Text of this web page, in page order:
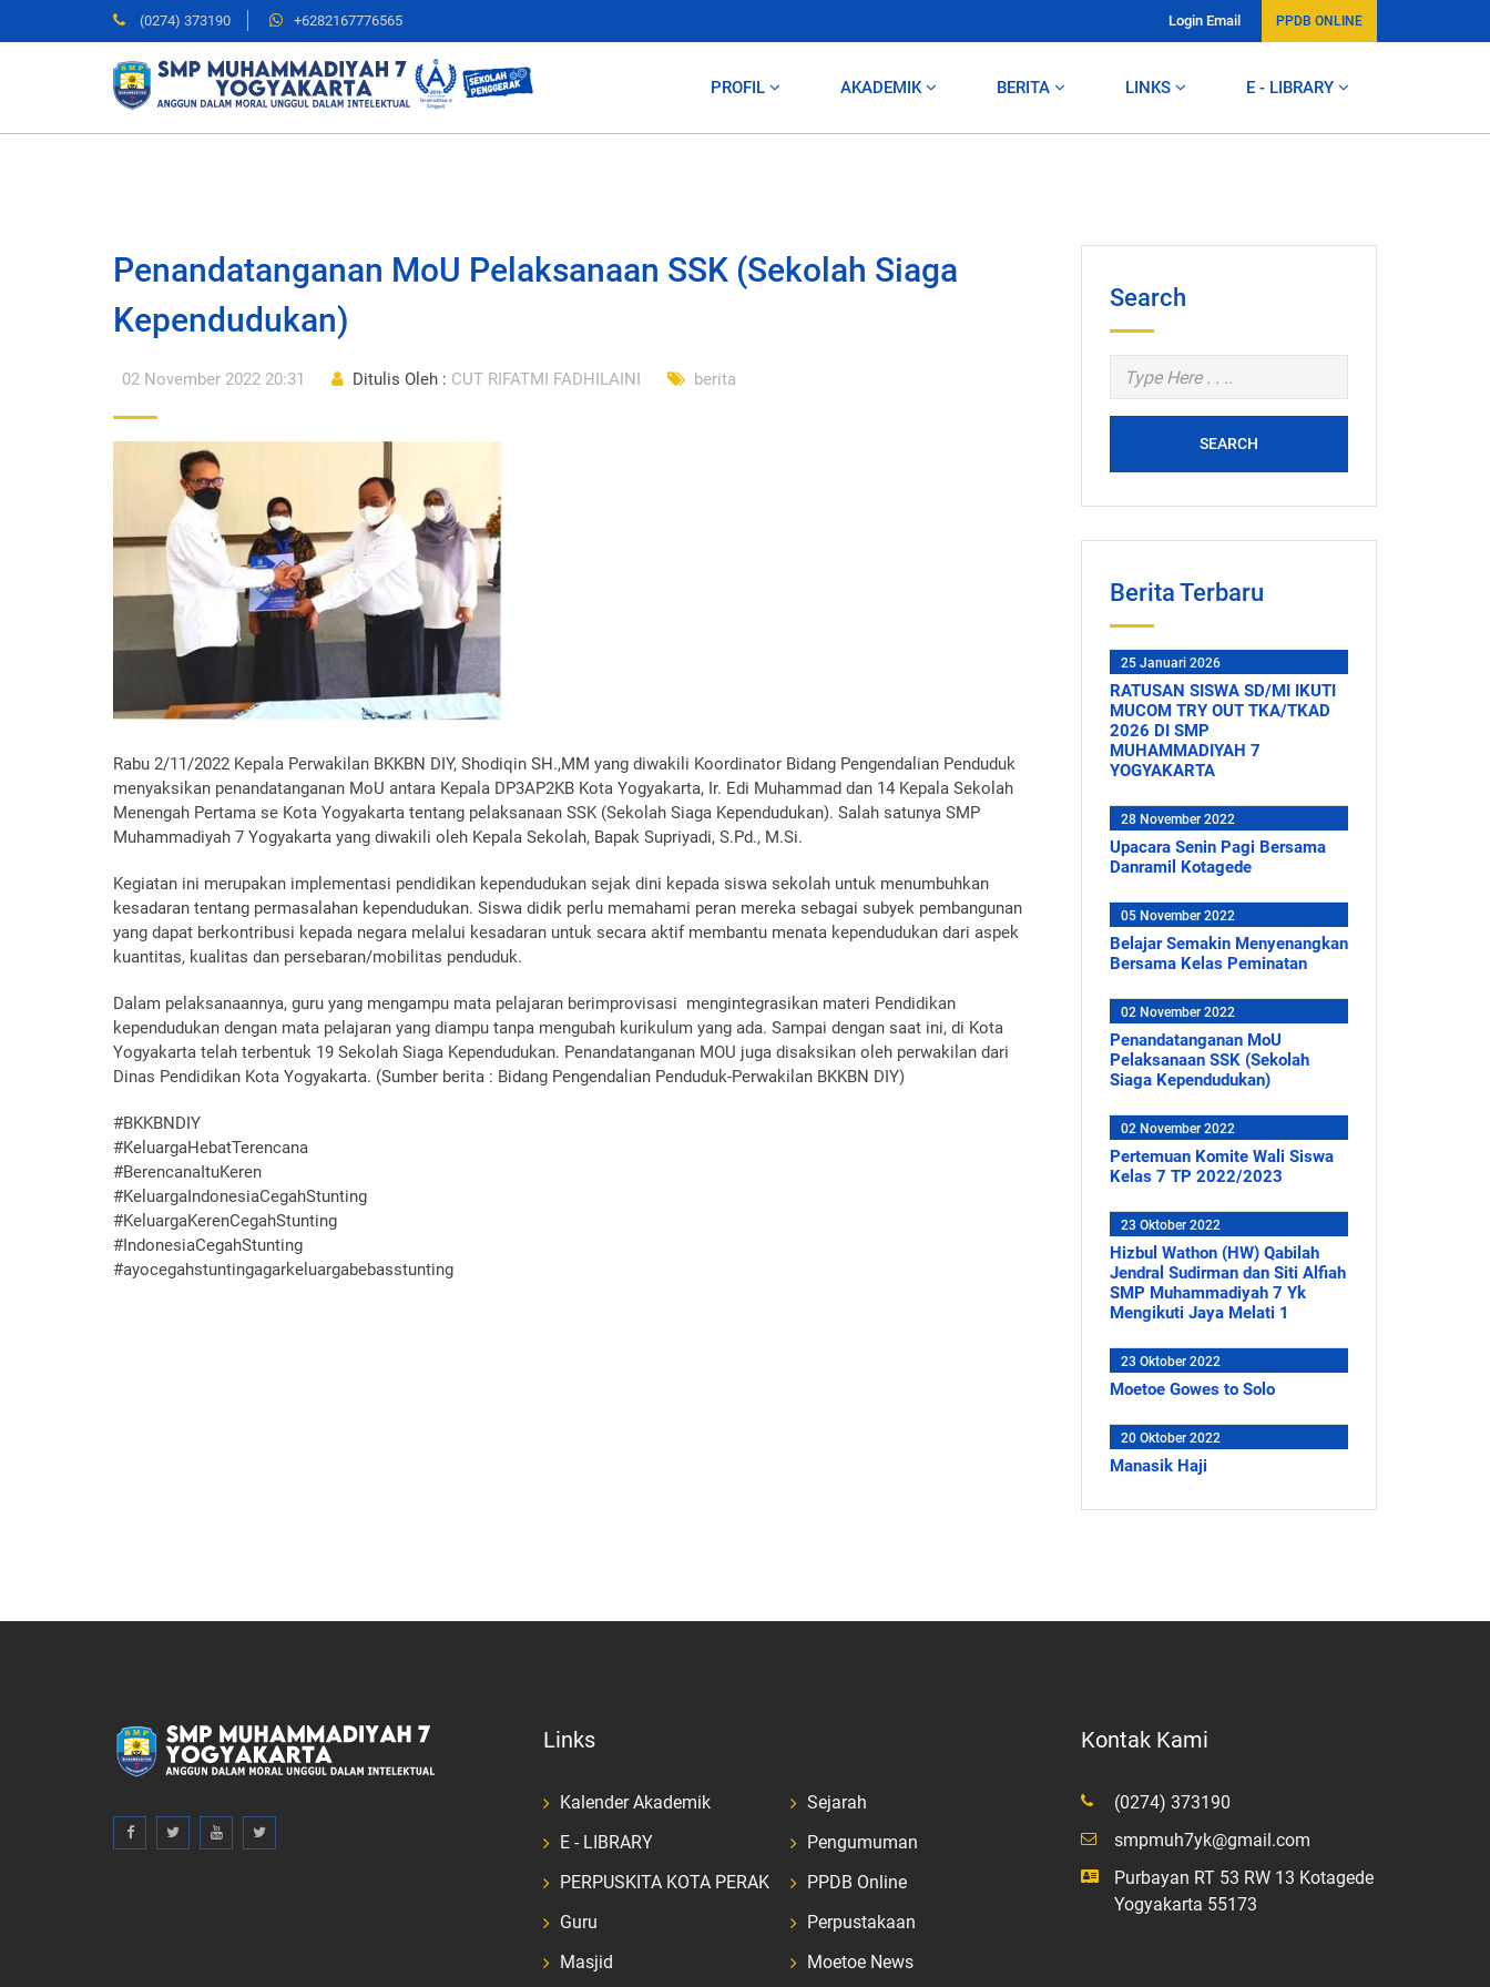
(0274) 373190 +6282167776565 Login Email PPDB ONLINE
PROFIL AKADEMIK BERITA LINKS E - LIBRARY
Penandatanganan MoU Pelaksanaan SSK (Sekolah Siaga
Kependudukan)
02 November 2022 20:31 Ditulis Oleh : CUT RIFATMI FADHILAINI berita
Rabu 2/11/2022 Kepala Perwakilan BKKBN DIY, Shodiqin SH.,MM yang diwakili Koordinator Bidang Pengendalian Penduduk
menyaksikan penandatanganan MoU antara Kepala DP3AP2KB Kota Yogyakarta, Ir. Edi Muhammad dan 14 Kepala Sekolah
Menengah Pertama se Kota Yogyakarta tentang pelaksanaan SSK (Sekolah Siaga Kependudukan). Salah satunya SMP
Muhammadiyah 7 Yogyakarta yang diwakili oleh Kepala Sekolah, Bapak Supriyadi, S.Pd., M.Si.
Kegiatan ini merupakan implementasi pendidikan kependudukan sejak dini kepada siswa sekolah untuk menumbuhkan
kesadaran tentang permasalahan kependudukan. Siswa didik perlu memahami peran mereka sebagai subyek pembangunan
yang dapat berkontribusi kepada negara melalui kesadaran untuk secara aktif membantu menata kependudukan dari aspek
kuantitas, kualitas dan persebaran/mobilitas penduduk.
Dalam pelaksanaannya, guru yang mengampu mata pelajaran berimprovisasi mengintegrasikan materi Pendidikan
kependudukan dengan mata pelajaran yang diampu tanpa mengubah kurikulum yang ada. Sampai dengan saat ini, di Kota
Yogyakarta telah terbentuk 19 Sekolah Siaga Kependudukan. Penandatanganan MOU juga disaksikan oleh perwakilan dari
Dinas Pendidikan Kota Yogyakarta. (Sumber berita : Bidang Pengendalian Penduduk-Perwakilan BKKBN DIY)
#BKKBNDIY
#KeluargaHebatTerencana
#BerencanaItuKeren
#KeluargaIndonesiaCegahStunting
#KeluargaKerenCegahStunting
#IndonesiaCegahStunting
#ayocegahstuntingagarkeluargabebasstunting
Search
SEARCH
Berita Terbaru
25 Januari 2026
RATUSAN SISWA SD/MI IKUTI
MUCOM TRY OUT TKA/TKAD
2026 DI SMP
MUHAMMADIYAH 7
YOGYAKARTA
28 November 2022
Upacara Senin Pagi Bersama
Danramil Kotagede
05 November 2022
Belajar Semakin Menyenangkan
Bersama Kelas Peminatan
02 November 2022
Penandatanganan MoU
Pelaksanaan SSK (Sekolah
Siaga Kependudukan)
02 November 2022
Pertemuan Komite Wali Siswa
Kelas 7 TP 2022/2023
23 Oktober 2022
Hizbul Wathon (HW) Qabilah
Jendral Sudirman dan Siti Alfiah
SMP Muhammadiyah 7 Yk
Mengikuti Jaya Melati 1
23 Oktober 2022
Moetoe Gowes to Solo
20 Oktober 2022
Manasik Haji
Links
Kalender Akademik
E - LIBRARY
PERPUSKITA KOTA PERAK
Guru
Masjid
Sejarah
Pengumuman
PPDB Online
Perpustakaan
Moetoe News
Kontak Kami
(0274) 373190
smpmuh7yk@gmail.com
Purbayan RT 53 RW 13 Kotagede
Yogyakarta 55173